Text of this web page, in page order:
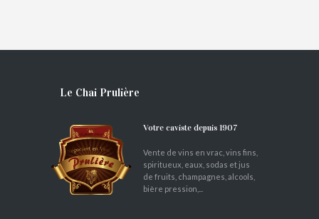
Le Chai Prulière
Votre caviste depuis 1907
Vente de vins en vrac, vins fins,
spiritueux, eaux, sodas et jus
de fruits, champagnes, alcools,
bière pression,...